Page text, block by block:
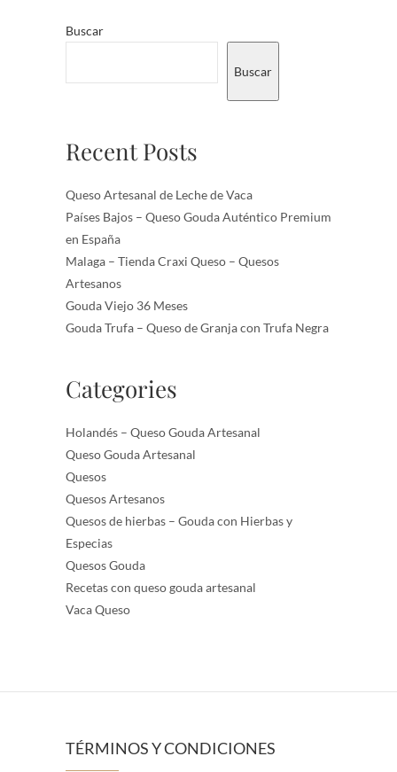
Buscar
Buscar
Recent Posts
Queso Artesanal de Leche de Vaca
Países Bajos – Queso Gouda Auténtico Premium
en España
Malaga – Tienda Craxi Queso – Quesos
Artesanos
Gouda Viejo 36 Meses
Gouda Trufa – Queso de Granja con Trufa Negra
Categories
Holandés – Queso Gouda Artesanal
Queso Gouda Artesanal
Quesos
Quesos Artesanos
Quesos de hierbas – Gouda con Hierbas y
Especias
Quesos Gouda
Recetas con queso gouda artesanal
Vaca Queso
TÉRMINOS Y CONDICIONES